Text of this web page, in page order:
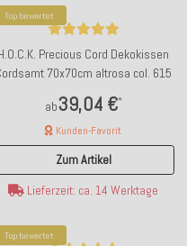
Top bewertet
Precious Cord Dekokissen
70x70cm altrosa col. 615
ab39,04 €*
Kunden-Favorit
Zum Artikel
Lieferzeit: ca. 14 Werktage
Top bewertet